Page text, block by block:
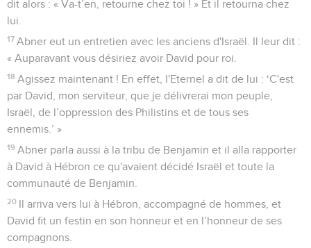
dit alors : « Va-t’en, retourne chez toi ! » Et il retourna chez
lui.
17 Abner eut un entretien avec les anciens d'Israël. Il leur dit :
« Auparavant vous désiriez avoir David pour roi.
18 Agissez maintenant ! En effet, l'Eternel a dit de lui : ‘C'est
par David, mon serviteur, que je délivrerai mon peuple,
Israël, de l’oppression des Philistins et de tous ses
ennemis.’ »
19 Abner parla aussi à la tribu de Benjamin et il alla rapporter
à David à Hébron ce qu'avaient décidé Israël et toute la
communauté de Benjamin.
20 Il arriva vers lui à Hébron, accompagné de hommes, et
David fit un festin en son honneur et en l’honneur de ses
compagnons.